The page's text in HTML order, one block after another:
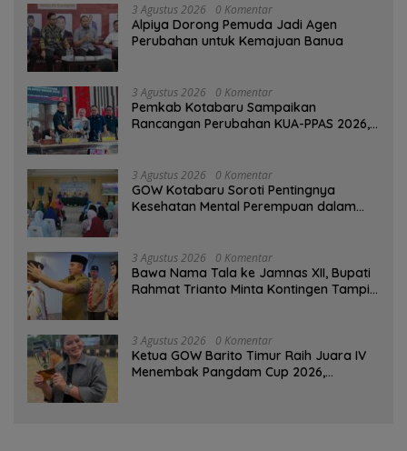
3 Agustus 2026 0 Komentar
‎Alpiya Dorong Pemuda Jadi Agen
Perubahan untuk Kemajuan Banua ‎
3 Agustus 2026 0 Komentar
Pemkab Kotabaru Sampaikan
Rancangan Perubahan KUA-PPAS 2026,
3 Agustus 2026 0 Komentar
GOW Kotabaru Soroti Pentingnya
Kesehatan Mental Perempuan dalam
3 Agustus 2026 0 Komentar
Bawa Nama Tala ke Jamnas XII, Bupati
Rahmat Trianto Minta Kontingen Tampil
3 Agustus 2026 0 Komentar
Ketua GOW Barito Timur Raih Juara IV
Menembak Pangdam Cup 2026,